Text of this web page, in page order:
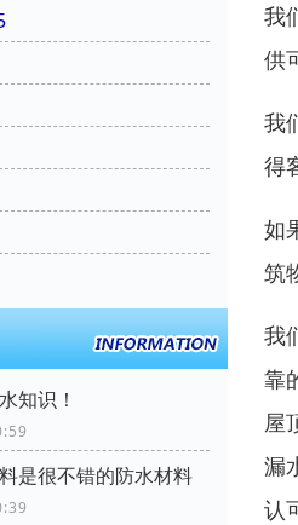
知识！
是很不错的防水材料
我
供
我
得
如
筑
我
靠
屋
漏
认